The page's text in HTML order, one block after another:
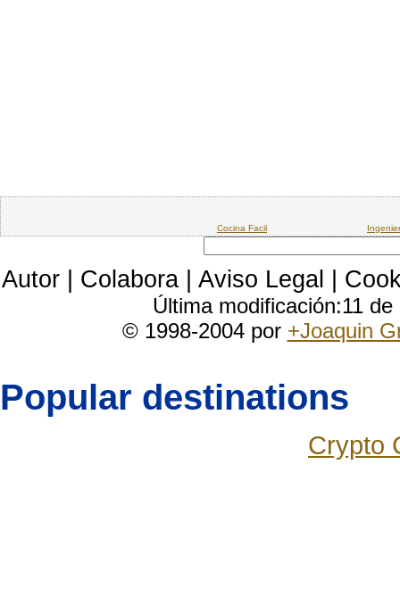
Cocina Facil
Autor Colabora Aviso Legal
Última modificación:11
© 1998-2004 por +Joaquin
Popular destinations
Crypto